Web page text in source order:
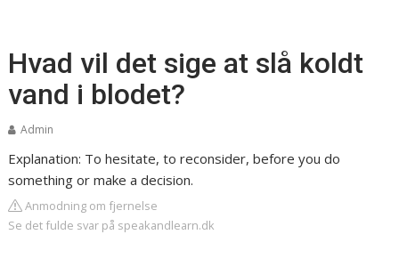
Hvad vil det sige at slå koldt
vand i blodet?
Admin
Explanation: To hesitate, to reconsider, before you do
something or make a decision.
Anmodning om fjernelse
Se det fulde svar på speakandlearn.dk